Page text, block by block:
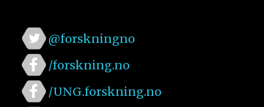
@forskningno
/forskning.no
/UNG.forskning.no